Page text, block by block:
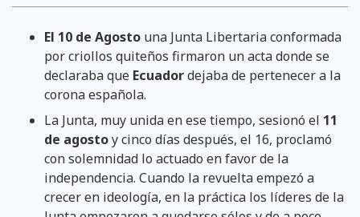
El 10 de Agosto una Junta Libertaria conformada
por criollos quiteños firmaron un acta donde se
declaraba que Ecuadordejaba de pertenecer a la
corona española.
La Junta, muy unida en ese tiempo, sesionó el 11
de agostoy cinco días después, el 16, proclamó
con solemnidad lo actuado en favor de la
independencia. Cuando la revuelta empezó a
crecer en ideología, en la práctica los líderes de la